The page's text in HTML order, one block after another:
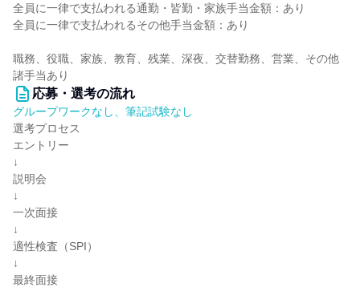
全員に一律で支払われる通勤・皆勤・家族手当金額：あり
全員に一律で支払われるその他手当金額：あり
職務、役職、家族、教育、残業、深夜、交替勤務、営業、その他
諸手当あり
応募・選考の流れ
グループワークなし、筆記試験なし
選考プロセス
エントリー
↓
説明会
↓
一次面接
↓
適性検査（SPI）
↓
最終面接